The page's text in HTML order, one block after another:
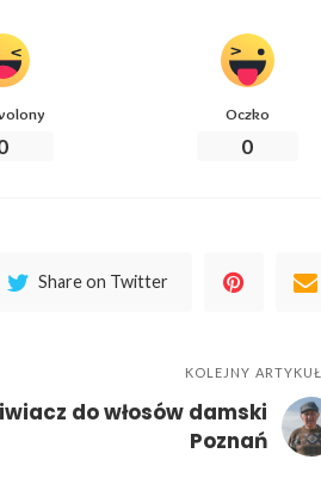
Oczko
0
Share on Twitter
KOLEJNY ARTYKUŁ
do włosów damski
Poznań